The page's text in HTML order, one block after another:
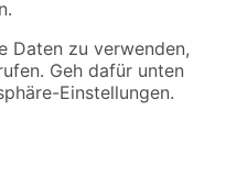
Angebote sind unter
Verfügbarkeiten beziehen
Baumarkt. Alle Angebote und
Artikel mit Speditionsversand, hier